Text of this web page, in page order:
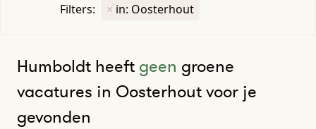
Filters: × in: Oosterhout
Humboldt heeft geen groene
vacatures in Oosterhout voor je
gevonden